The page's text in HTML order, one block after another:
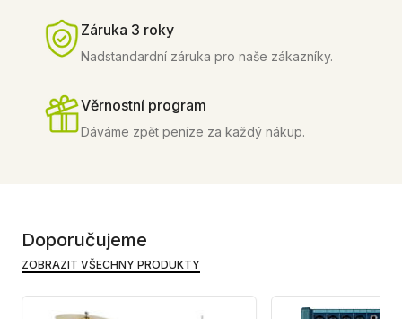
Záruka 3 roky
Nadstandardní záruka pro naše zákazníky.
Věrnostní program
Dáváme zpět peníze za každý nákup.
Doporučujeme
ZOBRAZIT VŠECHNY PRODUKTY